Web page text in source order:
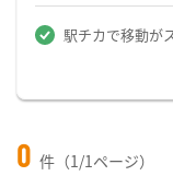
駅チカで移動が
0 件（1/1ページ）